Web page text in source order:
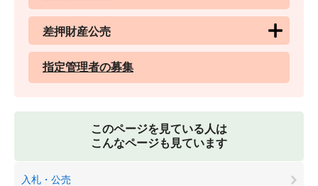
差押財産公売
指定管理者の募集
このページを見ている人は
こんなページも見ています
入札・公売